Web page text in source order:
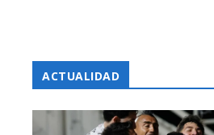
ACTUALIDAD